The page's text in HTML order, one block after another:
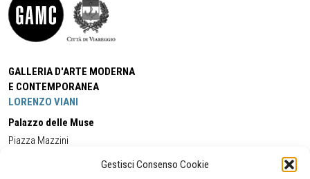
Gestisci Consenso Cookie
GALLERIA D'ARTE MODERNA
E CONTEMPORANEA
LORENZO VIANI
Palazzo delle Muse
Piazza Mazzini
Cell:+39 338 5714978 (orario apertura Galleria)